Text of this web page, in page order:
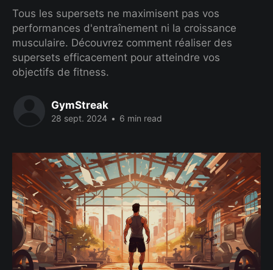
Tous les supersets ne maximisent pas vos
performances d'entraînement ni la croissance
musculaire. Découvrez comment réaliser des
supersets efficacement pour atteindre vos
objectifs de fitness.
GymStreak
28 sept. 2024 • 6 min read